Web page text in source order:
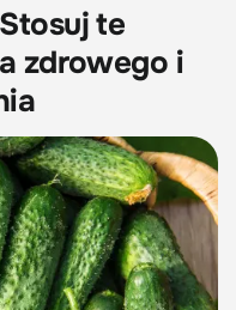
te
zdrowego i